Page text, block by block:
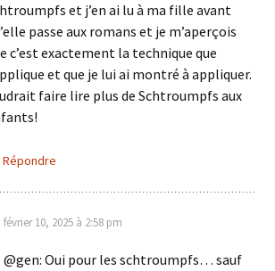
et j’en ai lu à ma fille avant
passe aux romans et je m’aperçois
c’est exactement la technique que
et que je lui ai montré à appliquer.
faire lire plus de Schtroumpfs aux
Répondre
février 10, 2025 à 2:58 pm
@gen: Oui pour les schtroumpfs… sauf